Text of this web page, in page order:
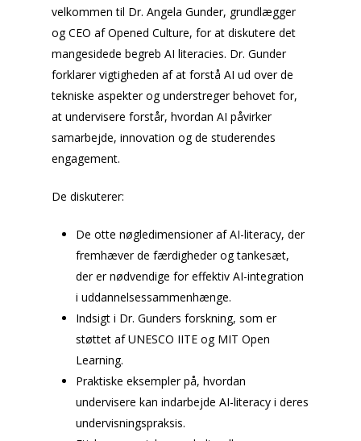
velkommen til Dr. Angela Gunder, grundlægger
og CEO af Opened Culture, for at diskutere det
mangesidede begreb AI literacies. Dr. Gunder
forklarer vigtigheden af at forstå AI ud over de
tekniske aspekter og understreger behovet for,
at undervisere forstår, hvordan AI påvirker
samarbejde, innovation og de studerendes
engagement.
De diskuterer:
De otte nøgledimensioner af AI-literacy, der
fremhæver de færdigheder og tankesæt,
der er nødvendige for effektiv AI-integration
i uddannelsessammenhænge.
Indsigt i Dr. Gunders forskning, som er
støttet af UNESCO IITE og MIT Open
Learning.
Praktiske eksempler på, hvordan
undervisere kan indarbejde AI-literacy i deres
undervisningspraksis.